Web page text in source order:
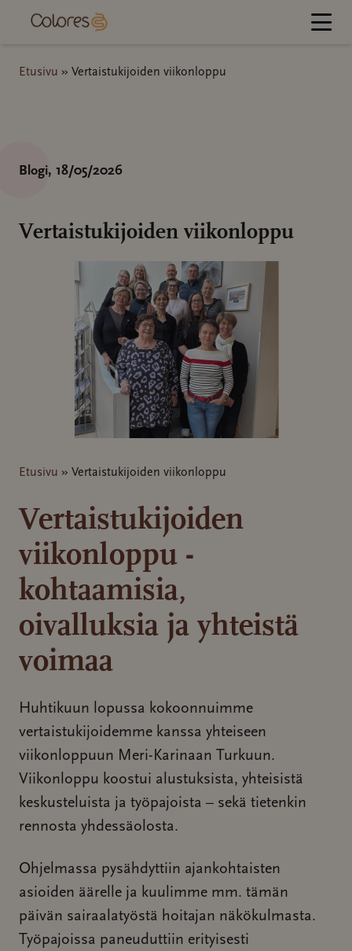
sisältöön
Etusivu » Vertaistukijoiden viikonloppu
Blogi, 18/05/2026
Vertaistukijoiden viikonloppu
Etusivu » Vertaistukijoiden viikonloppu
Vertaistukijoiden
viikonloppu -
kohtaamisia,
oivalluksia ja yhteistä
voimaa
Huhtikuun lopussa kokoonnuimme
vertaistukijoidemme kanssa yhteiseen
viikonloppuun Meri-Karinaan Turkuun.
Viikonloppu koostui alustuksista, yhteisistä
keskusteluista ja työpajoista – sekä tietenkin
rennosta yhdessäolosta.
Ohjelmassa pysähdyttiin ajankohtaisten
asioiden äärelle ja kuulimme mm. tämän
päivän sairaalatyöstä hoitajan näkökulmasta.
Työpajoissa paneuduttiin erityisesti